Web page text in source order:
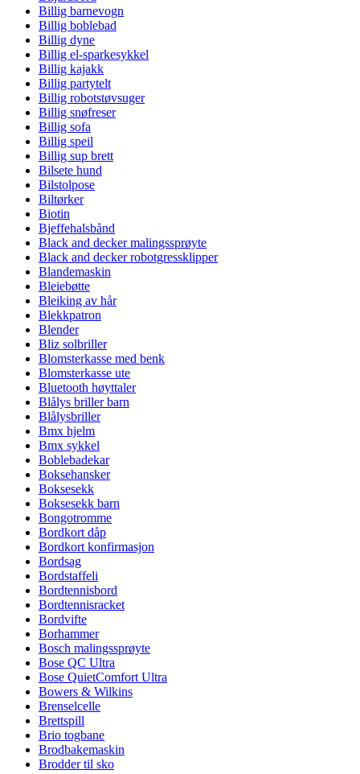
Billig barnevogn
Billig boblebad
Billig dyne
Billig el-sparkesykkel
Billig kajakk
Billig partytelt
Billig robotstøvsuger
Billig snøfreser
Billig sofa
Billig speil
Billig sup brett
Bilsete hund
Bilstolpose
Biltørker
Biotin
Bjeffehalsbånd
Black and decker malingssprøyte
Black and decker robotgressklipper
Blandemaskin
Bleiebøtte
Bleiking av hår
Blekkpatron
Blender
Bliz solbriller
Blomsterkasse med benk
Blomsterkasse ute
Bluetooth høyttaler
Blålys briller barn
Blålysbriller
Bmx hjelm
Bmx sykkel
Boblebadekar
Boksehansker
Boksesekk
Boksesekk barn
Bongotromme
Bordkort dåp
Bordkort konfirmasjon
Bordsag
Bordstaffeli
Bordtennisbord
Bordtennisracket
Bordvifte
Borhammer
Bosch malingssprøyte
Bose QC Ultra
Bose QuietComfort Ultra
Bowers & Wilkins
Brenselcelle
Brettspill
Brio togbane
Brodbakemaskin
Brodder til sko